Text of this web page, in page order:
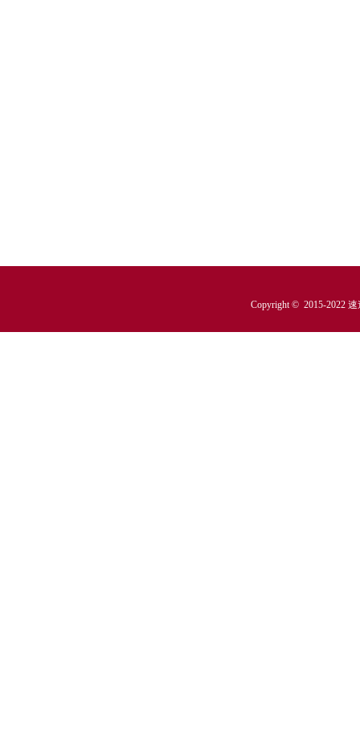
Copyright © 2015-2022